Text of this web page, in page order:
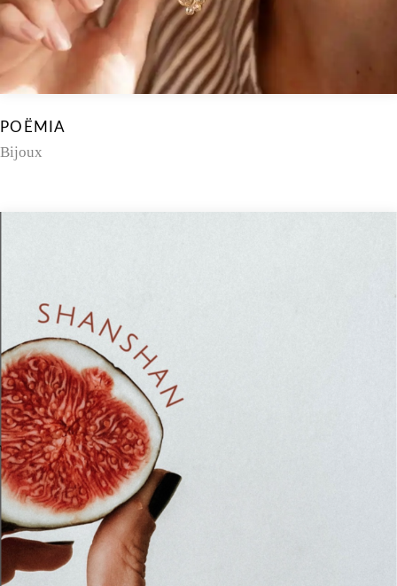
POËMIA
Bijoux